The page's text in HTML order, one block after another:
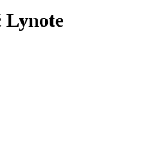
Lynote